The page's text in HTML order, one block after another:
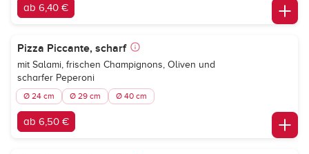
ab 6,40 €
Pizza Piccante, scharf
mit Salami, frischen Champignons, Oliven und
scharfer Peperoni
Ø 24 cm Ø 29 cm Ø 40 cm
ab 6,50 €